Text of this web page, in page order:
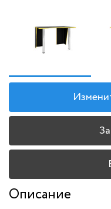
Описание